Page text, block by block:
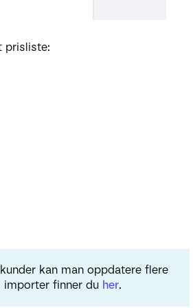
prisliste:
kan man oppdatere flere
importer finner du her.